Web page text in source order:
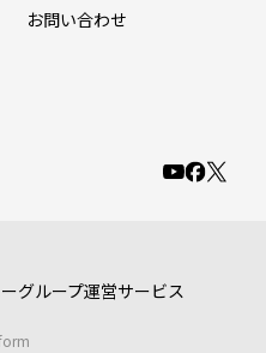
お問い合わせ
グループ運営サービス